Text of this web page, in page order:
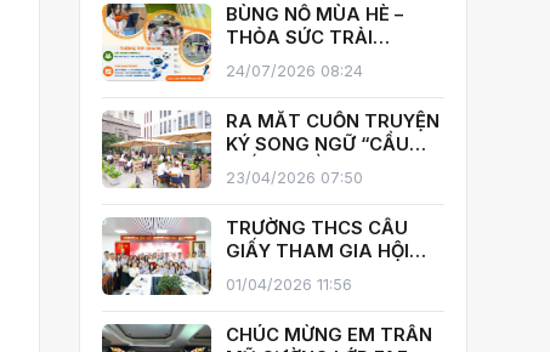
BÙNG NỔ MÙA HÈ –
THỎA SỨC TRẢI
NGHIỆM CÙNG CÂU
LẠC BỘ HÈ 2026
TRƯỜNG THCS CẦU
GIẤY!
24/07/2026 08:24
RA MẮT CUỐN TRUYỆN
KÝ SONG NGỮ “CẦU
GIẤY – MIỀN XANH NỞ
HOA”, KHÁNH THÀNH
THƯ VIỆN MỞ, LAN TOẢ
VĂN HOÁ ĐỌC
23/04/2026 07:50
TRƯỜNG THCS CẦU
GIẤY THAM GIA HỘI
THI GIÁO VIÊN DẠY GIỎI
CẤP TRUNG HỌC CƠ SỞ
PHƯỜNG YÊN HOÀ
01/04/2026 11:56
CHÚC MỪNG EM TRẦN